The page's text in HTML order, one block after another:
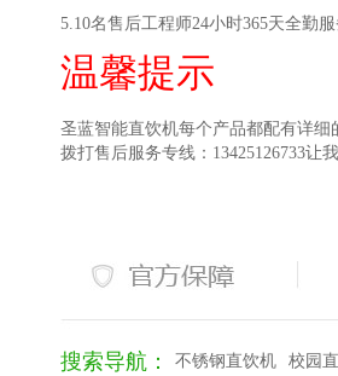
5.10名售后工程师24小时365天全勤服
温馨提示
圣蓝智能直饮机每个产品都配有详
拨打售后服务专线：13425126733让
搜索导航： 不锈钢直饮机 校园